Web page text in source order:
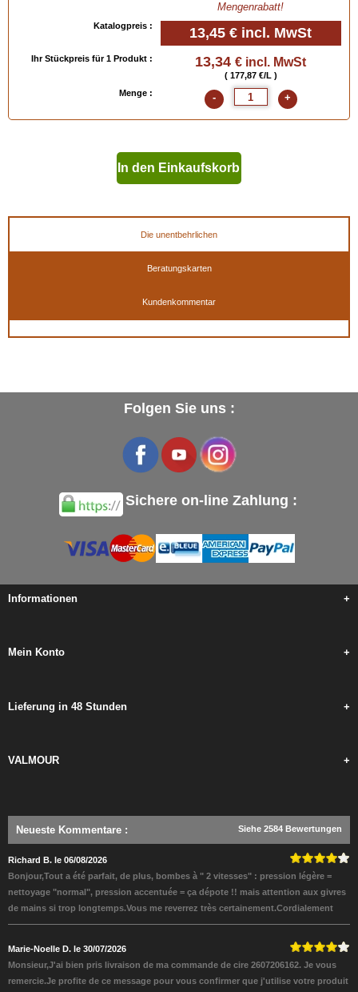
Mengenrabatt!
Katalogpreis : 13,45 € incl. MwSt
Ihr Stückpreis für 1 Produkt : 13,34 € incl. MwSt
( 177,87 €/L )
Menge :
- +
In den Einkaufskorb
Die unentbehrlichen
Beratungskarten
Kundenkommentar
Folgen Sie uns :
Sichere on-line Zahlung :
Informationen +
Mein Konto +
Lieferung in 48 Stunden +
VALMOUR +
Neueste Kommentare : Siehe 2584 Bewertungen
Richard B. le 06/08/2026
Bonjour,Tout a été parfait, de plus, bombes à " 2 vitesses" : pression légère =
nettoyage "normal", pression accentuée = ça dépote !! mais attention aux givres
de mains si trop longtemps.Vous me reverrez très certainement.Cordialement
Marie-Noelle D. le 30/07/2026
Monsieur,J'ai bien pris livraison de ma commande de cire 2607206162. Je vous
remercie.Je profite de ce message pour vous confirmer que j'utilise votre produit